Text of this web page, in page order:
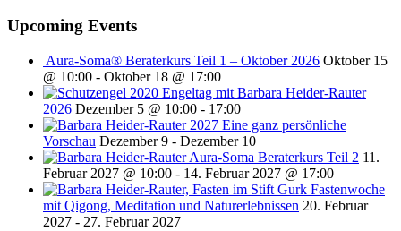
Upcoming Events
Aura-Soma® Beraterkurs Teil 1 – Oktober 2026 Oktober 15
@ 10:00 - Oktober 18 @ 17:00
Engeltag mit Barbara Heider-Rauter
2026 Dezember 5 @ 10:00 - 17:00
2027 Eine ganz persönliche
Vorschau Dezember 9 - Dezember 10
Aura-Soma Beraterkurs Teil 2 11.
Februar 2027 @ 10:00 - 14. Februar 2027 @ 17:00
Fastenwoche
mit Qigong, Meditation und Naturerlebnissen 20. Februar
2027 - 27. Februar 2027